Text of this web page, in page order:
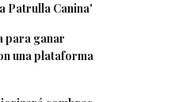
Patrulla Canina'
para ganar
una plataforma